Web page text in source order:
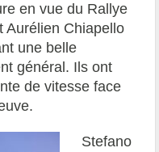
en vue du Rallye
Aurélien Chiapello
une belle
général. Ils ont
de vitesse face
Stefano